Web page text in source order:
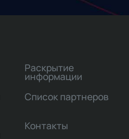
Раскрытие
информации
Список партнеров
Контакты